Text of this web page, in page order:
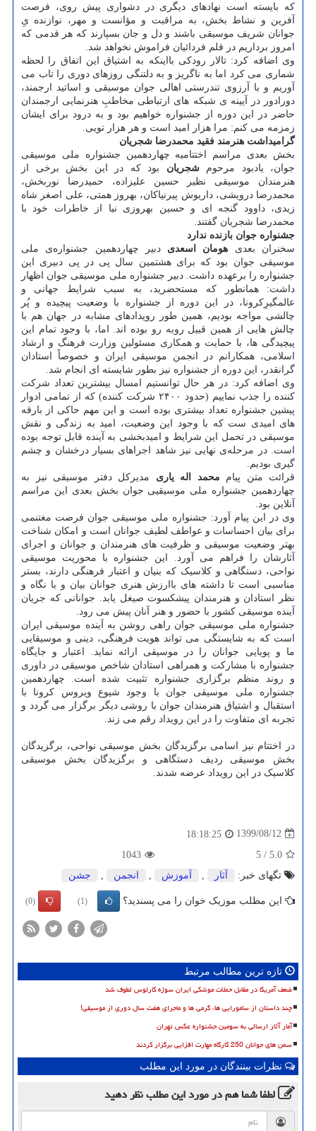
که بایسته است نهادهای دیگری در دشواری پیش روی، فرصت
آفرین و نشاط بخش، به مراقبت و مؤانست و مهر، نوازنده یِ
جوانان شریف موسیقی باشند و دل و جان بسپارند که هر قدمی که
امروز برداریم در قلم فردائیان فراموش نخواهد شد.
وی اضافه کرد: تالار رودکی بااینکه به اشتیاق این اتفاق را لحظه
شماری می کرد اما به ناگریز و به دلتنگی روزهای دوری را تاب می
آوریم و با آرزوی تندرستی اهالی جوان موسیقی و اساتید ارجمند،
دورادور در آیینه ی شبکه های ارتباطی مخاطبِ هنرنمایی ارجمندان
حاضر در این دوره از جشنواره خواهیم بود و به درود برای ایشان
زمزمه می کنم: مرا هزار امید است و هر هزار تویی.
گرامیداشت هنرمند فقید محمدرضا شجریان
بخش بعدی مراسم اختتامیه چهاردهمین جشنواره ملی موسیقی
جوان، یادبود مرحومشجریان بود که در این بخش برخی از
هنرمندان موسیقی نظیر حسین علیزاده، حمیدرضا نوربخش،
محمدرضا درویشی، داریوش پیرنیاکان، بهروز همتی، علی اصغر شاه
زیدی، داوود گنجه ای و حسین بهروزی نیا از خاطرات خود با
محمدرضا شجریان گفتند.
جشنواره جوان بازنده ندارد
سخنران بعدی هومان اسعدی دبیر چهاردهمین جشنواره‌ی ملی
موسیقی جوان بود که برای هشتمین سال پی در پی دبیری این
جشنواره را برعهده داشت. دبیر جشنواره ملی موسیقی جوان اظهار
داشت: همانطور که مستحضرید، به سبب شرایط جهانی و
عالمگیرِکرونا، در این دوره از جشنواره با وضعیت پیچیده و پُر
چالشی مواجه بودیم، همین طور رویدادهای مشابه در جهان هم با
چالش هایی از همین قبیل روبه رو بوده اند. اما، با وجود تمام این
پیچیدگی ها، با حمایت و همکاری مسئولین وزارت فرهنگ و ارشاد
اسلامی، همکارانم در انجمن موسیقی ایران و خصوصاً استادان
گرانقدر، این دوره از جشنواره نیز بطور شایسته ای انجام شد.
وی اضافه کرد: در هر حال توانستیم امسال بیشترین تعداد شرکت
کننده را جذب نماییم (حدود ۲۴۰۰ شرکت کننده) که از تمامی ادوار
پیشین جشنواره تعداد بیشتری بوده است و این مهم حاکی از بارقه
های امیدی ست که با وجود این وضعیت، امید به زندگی و نقش
موسیقی در تحمل این شرایط و امیدبخشی به آینده قابل توجه بوده
است. در مرحله‌ی نهایی نیز شاهد اجراهای بسیار درخشان و چشم
گیری بودیم.
قرائت متن پیام محمد اله یاری مدیرکل دفتر موسیقی نیز به
چهاردهمین جشنواره ملی موسیقیی جوان بخش بعدی این مراسم
آنلاین بود.
وی در این پیام آورد: جشنواره ملی موسیقی جوان فرصت مغتنمی
برای بیان احساسات و عواطف لطیف جوانان است و امکان شناخت
بهتر وضعیت موسیقی و ظرفیت های هنرمندان و جوانان و اجرای
آثارشان را فراهم می آورد. این جشنواره با محوریت موسیقی
نواحی، دستگاهی و کلاسیک که بنیان و اعتبار فرهنگی دارند، بستر
مناسبی است تا داشته های باارزش هنری جوانان بیان و با نگاه و
نظر استادان و هنرمندان پیشکسوت صیغل یابد. جوانانی که جریان
آینده موسیقی کشور با حضور و هنر آنان پیش می رود.
جشنواره ملی موسیقی جوان راهی روشن به آینده موسیقی ایران
است که به شایستگی می تواند هویت فرهنگی، دینی و موسیقایی
ما و پویایی جوانان را در موسیقی ارائه نماید. اعتبار و جایگاه
جشنواره با مشارکت و همراهی استادان شاخص موسیقی در داوری
و روند منظم برگزاری جشنواره تثبیت شده است. چهاردهمین
جشنواره ملی موسیقی جوان با وجود شیوع ویروس کرونا با
استقبال و اشتیاق هنرمندان جوان با روشی دیگر برگزار می گردد و
تجربه ای متفاوت را در این رویداد رقم می زند.
در اختتام نیز اسامی برگزیدگان بخش موسیقی نواحی، برگزیدگان
بخش موسیقی ردیف دستگاهی و برگزیدگان بخش موسیقی
کلاسیک در این رویداد عرضه شدند.
1399/08/12
18:18:25
5.0
/
5
1043
تگهای خبر:
آثار آموزش انجمن جشن
این مطلب موزیک خوان را می پسندید؟ (1)
(0)
تازه ترین مطالب مرتبط
ضعف آمریکا در مقابل حملات موشکی ایران سوژه کارلوس لطوف شد
چند داستان از سامورایی ها، گرمی ها و ماجرای هفت سال دوری از موسیقی!
آمار آثار ارسالی به سومین جشنواره عکس تهران
سمن های جوانان 250 کارگاه مهارت افزایی برگزار کردند
نظرات بینندگان در مورد این مطلب
لطفا شما همدر مورد این مطلبنظر دهید